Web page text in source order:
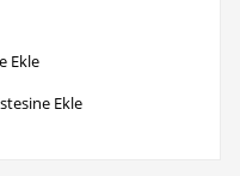
Ekle
Ekle